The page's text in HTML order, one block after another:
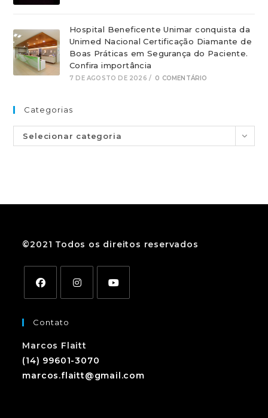
Hospital Beneficente Unimar conquista da
Unimed Nacional Certificação Diamante de
Boas Práticas em Segurança do Paciente.
Confira importância
7 DE AGOSTO DE 2026 / 0 COMENTÁRIO
Categorias
Selecionar categoria
©2021 Todos os direitos reservados
Contato
Marcos Flaitt
(14) 99601-3070
marcos.flaitt@gmail.com